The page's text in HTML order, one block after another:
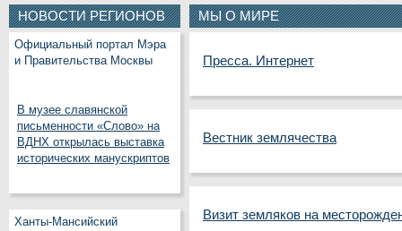
НОВОСТИ РЕГИОНОВ
Официальный портал Мэра
и Правительства Москвы
В музее славянской
письменности «Слово» на
ВДНХ открылась выставка
исторических манускриптов
Ханты-Мансийский
МЫ О МИРЕ
Пресса. Интернет
Вестник землячества
Визит земляков на